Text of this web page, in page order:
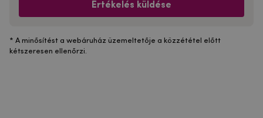
Értékelés küldése
* A minősítést a webáruház üzemeltetője a közzététel előtt
kétszeresen ellenőrzi.